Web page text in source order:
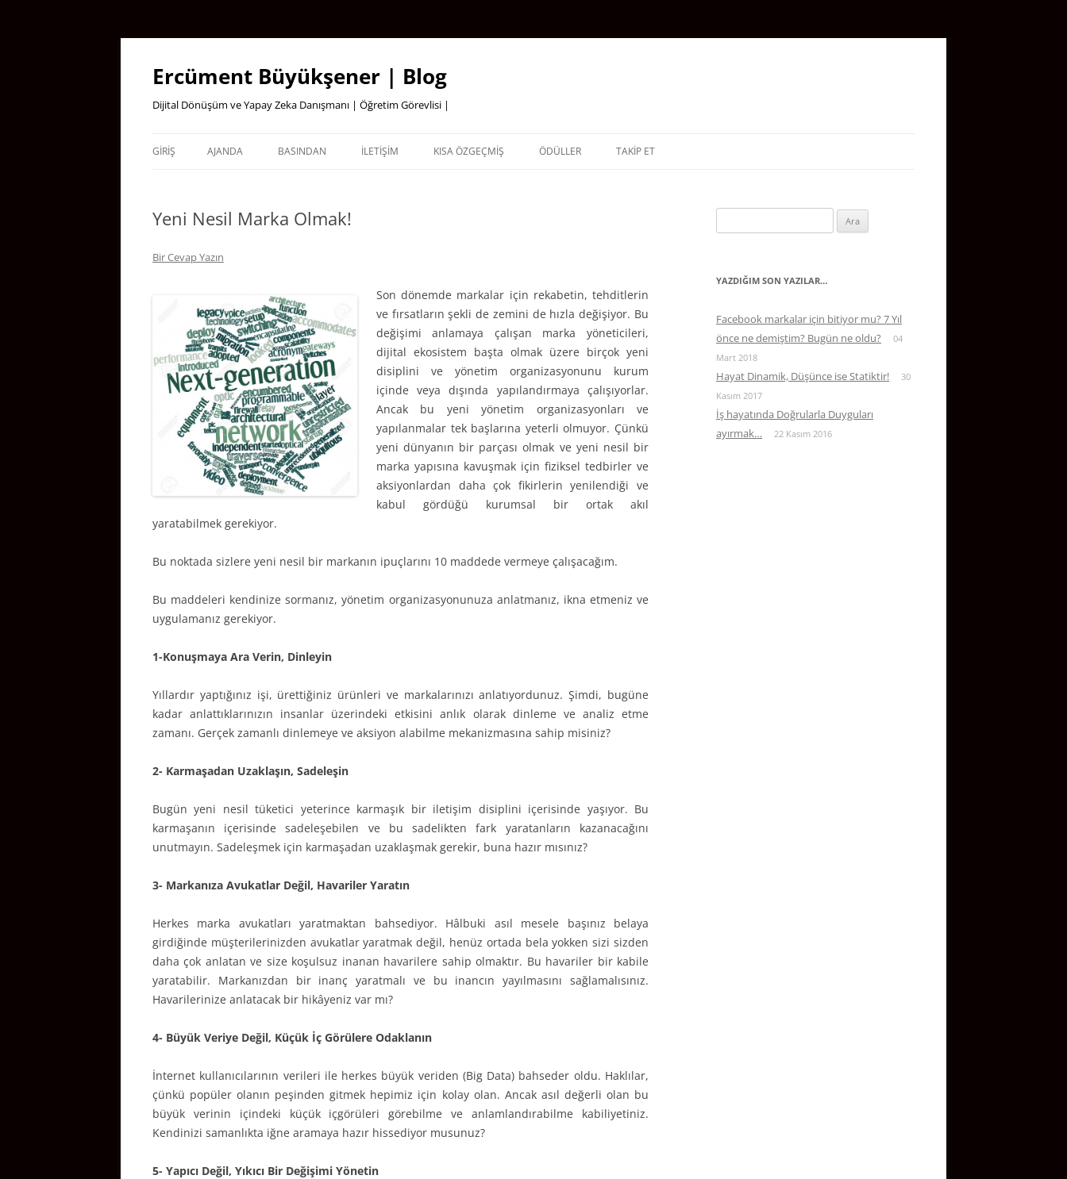
İçeriğe
Ercüment Büyükşener | Blog
Dijital Dönüşüm ve Yapay Zeka Danışmanı | Öğretim Görevlisi |
GIRIŞ AJANDA BASINDAN İLETİŞİM KISA ÖZGEÇMİŞ ÖDÜLLER TAKİP ET
Yeni Nesil Marka Olmak!
Bir Cevap Yazın
Son dönemde markalar için rekabetin, tehditlerin
ve fırsatların şekli de zemini de hızla değişiyor. Bu
değişimi anlamaya çalışan marka yöneticileri,
dijital ekosistem başta olmak üzere birçok yeni
disiplini ve yönetim organizasyonunu kurum
içinde veya dışında yapılandırmaya çalışıyorlar.
Ancak bu yeni yönetim organizasyonları ve
yapılanmalar tek başlarına yeterli olmuyor. Çünkü
yeni dünyanın bir parçası olmak ve yeni nesil bir
marka yapısına kavuşmak için fiziksel tedbirler ve
aksiyonlardan daha çok fikirlerin yenilendiği ve
kabul gördüğü kurumsal bir ortak akıl
yaratabilmek gerekiyor.
Bu noktada sizlere yeni nesil bir markanın ipuçlarını 10 maddede vermeye çalışacağım.
Bu maddeleri kendinize sormanız, yönetim organizasyonunuza anlatmanız, ikna etmeniz ve
uygulamanız gerekiyor.
1-Konuşmaya Ara Verin, Dinleyin
Yıllardır yaptığınız işi, ürettiğiniz ürünleri ve markalarınızı anlatıyordunuz. Şimdi, bugüne
kadar anlattıklarınızın insanlar üzerindeki etkisini anlık olarak dinleme ve analiz etme
zamanı. Gerçek zamanlı dinlemeye ve aksiyon alabilme mekanizmasına sahip misiniz?
2- Karmaşadan Uzaklaşın, Sadeleşin
Bugün yeni nesil tüketici yeterince karmaşık bir iletişim disiplini içerisinde yaşıyor. Bu
karmaşanın içerisinde sadeleşebilen ve bu sadelikten fark yaratanların kazanacağını
unutmayın. Sadeleşmek için karmaşadan uzaklaşmak gerekir, buna hazır mısınız?
3- Markanıza Avukatlar Değil, Havariler Yaratın
Herkes marka avukatları yaratmaktan bahsediyor. Hâlbuki asıl mesele başınız belaya
girdiğinde müşterilerinizden avukatlar yaratmak değil, henüz ortada bela yokken sizi sizden
daha çok anlatan ve size koşulsuz inanan havarilere sahip olmaktır. Bu havariler bir kabile
yaratabilir. Markanızdan bir inanç yaratmalı ve bu inancın yayılmasını sağlamalısınız.
Havarilerinize anlatacak bir hikâyeniz var mı?
4- Büyük Veriye Değil, Küçük İç Görülere Odaklanın
İnternet kullanıcılarının verileri ile herkes büyük veriden (Big Data) bahseder oldu. Haklılar,
çünkü popüler olanın peşinden gitmek hepimiz için kolay olan. Ancak asıl değerli olan bu
büyük verinin içindeki küçük içgörüleri görebilme ve anlamlandırabilme kabiliyetiniz.
Kendinizi samanlıkta iğne aramaya hazır hissediyor musunuz?
5- Yapıcı Değil, Yıkıcı Bir Değişimi Yönetin
YAZDIĞIM SON YAZILAR…
Facebook markalar için bitiyor mu? 7 Yıl
önce ne demiştim? Bugün ne oldu?
04
Mart 2018
Hayat Dinamik, Düşünce ise Statiktir!
30
Kasım 2017
İş hayatında Doğrularla Duyguları
ayırmak…
22 Kasım 2016